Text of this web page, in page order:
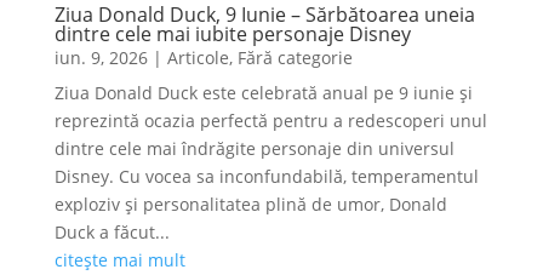
Ziua Donald Duck, 9 Iunie – Sărbătoarea uneia
dintre cele mai iubite personaje Disney
iun. 9, 2026| Articole, Fără categorie
Ziua Donald Duck este celebrată anual pe 9 iunie și
reprezintă ocazia perfectă pentru a redescoperi unul
dintre cele mai îndrăgite personaje din universul
Disney. Cu vocea sa inconfundabilă, temperamentul
exploziv și personalitatea plină de umor, Donald
Duck a făcut...
citește mai mult